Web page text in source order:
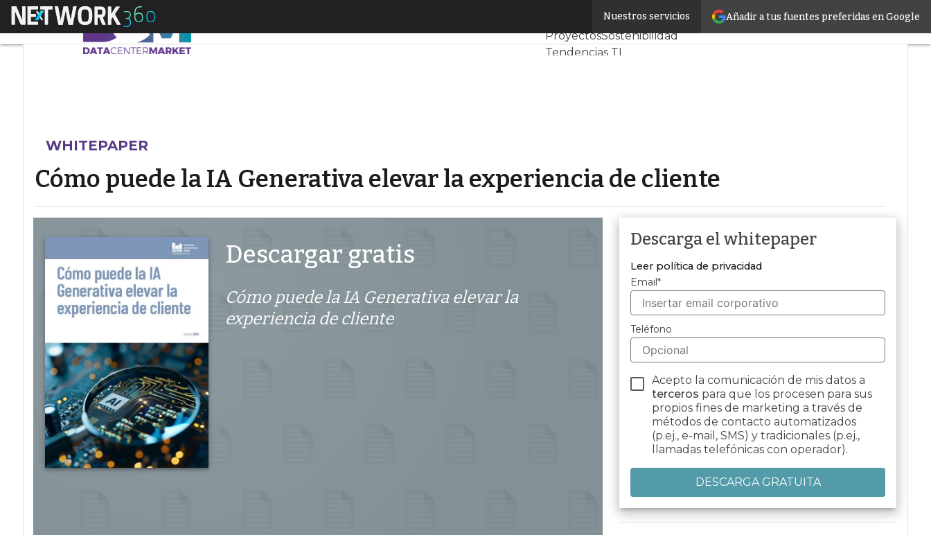
Añadir a tus fuentes preferidas en Google
Nuestros servicios
Menú
Servidores CPD y Mercado
ProyectosSostenibilidad
Tendencias TI
WHITEPAPER
Cómo puede la IA Generativa elevar la experiencia de cliente
Descargar gratis
Cómo puede la IA Generativa elevar la
experiencia de cliente
Descarga el whitepaper
Leer política de privacidad
Email*
Teléfono
Acepto la comunicación de mis datos a
terceros para que los procesen para sus
propios fines de marketing a través de
métodos de contacto automatizados
(p.ej., e-mail, SMS) y tradicionales (p.ej.,
llamadas telefónicas con operador).